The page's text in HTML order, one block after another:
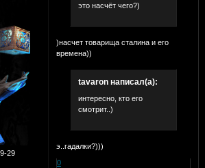
29
это насчёт чего?)
)насчет товарища сталина и его
времена))
tavaron написал(а):
интересно, кто его
смотрит..)
э..гадалки?)))
0